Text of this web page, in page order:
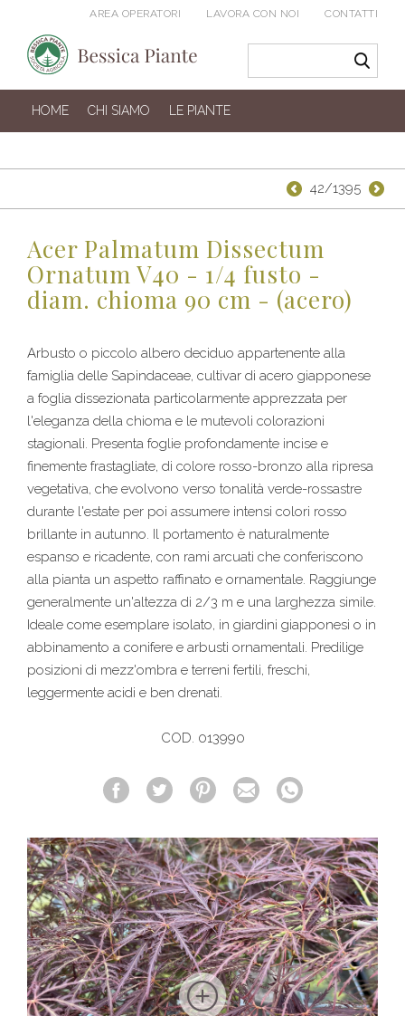
AREA OPERATORI LAVORA CON NOI CONTATTI
HOME CHI SIAMO LE PIANTE
42/1395
Acer Palmatum Dissectum
Ornatum V40 - 1/4 fusto -
diam. chioma 90 cm - (acero)
Arbusto o piccolo albero deciduo appartenente alla
famiglia delle Sapindaceae, cultivar di acero giapponese
a foglia dissezionata particolarmente apprezzata per
l'eleganza della chioma e le mutevoli colorazioni
stagionali. Presenta foglie profondamente incise e
finemente frastagliate, di colore rosso-bronzo alla ripresa
vegetativa, che evolvono verso tonalità verde-rossastre
durante l'estate per poi assumere intensi colori rosso
brillante in autunno. Il portamento è naturalmente
espanso e ricadente, con rami arcuati che conferiscono
alla pianta un aspetto raffinato e ornamentale. Raggiunge
generalmente un'altezza di 2/3 m e una larghezza simile.
Ideale come esemplare isolato, in giardini giapponesi o in
abbinamento a conifere e arbusti ornamentali. Predilige
posizioni di mezz'ombra e terreni fertili, freschi,
leggermente acidi e ben drenati.
COD. 013990